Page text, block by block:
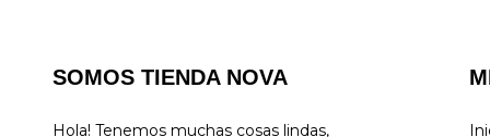
SOMOS TIENDA NOVA
Hola! Tenemos muchas cosas lindas,